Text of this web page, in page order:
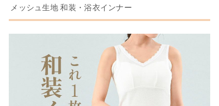
メッシュ生地 和装・浴衣インナー